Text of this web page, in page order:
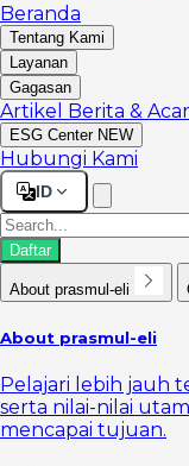
Beranda
Tentang Kami
Layanan
Gagasan
Artikel Berita &
ESG Center NEW
Hubungi Kami
ID
Daftar
About prasmul-eli
About prasmul-eli
Pelajari lebih jauh
serta nilai-nilai
mencapai tujuan.